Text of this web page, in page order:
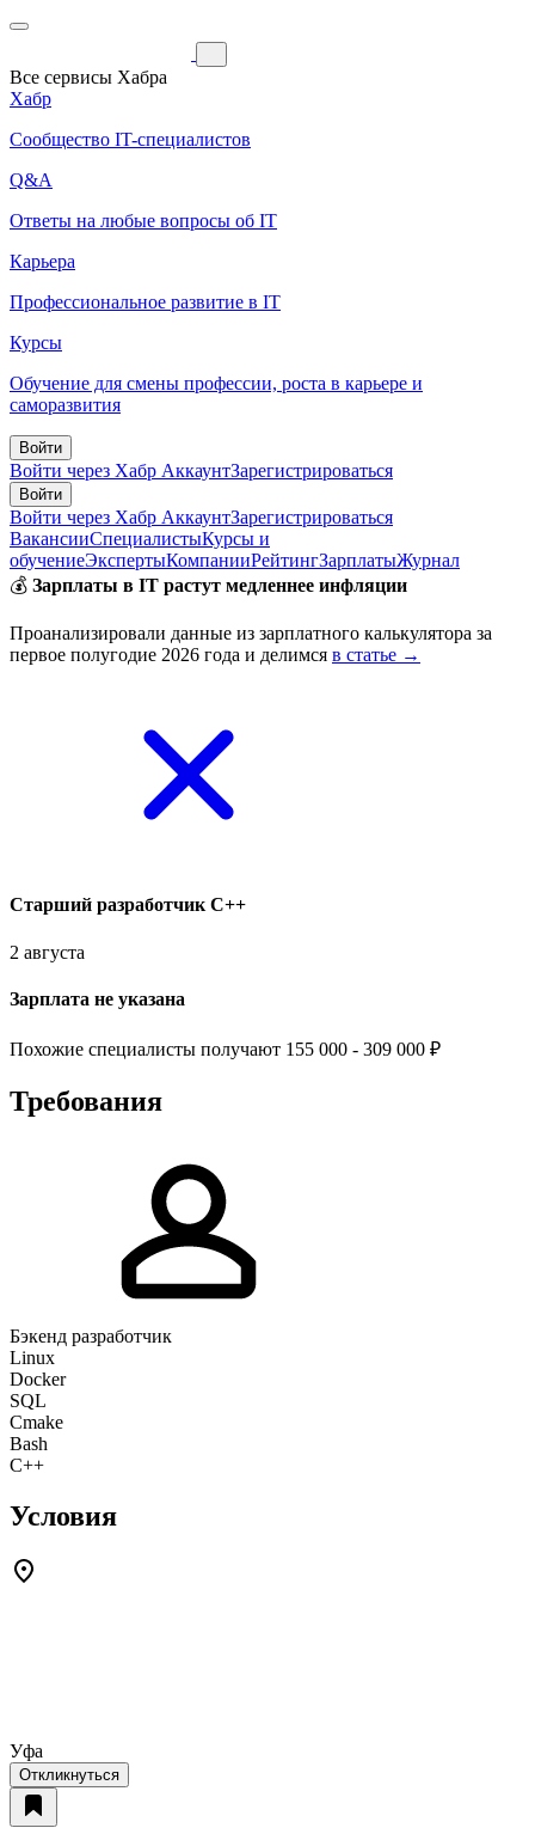
Все сервисы Хабра
Хабр
Сообщество IT-специалистов
Q&A
Ответы на любые вопросы об IT
Карьера
Профессиональное развитие в IT
Курсы
Обучение для смены профессии, роста в карьере и
саморазвития
Войти
Войти через Хабр АккаунтЗарегистрироваться
Войти
Войти через Хабр АккаунтЗарегистрироваться
ВакансииСпециалистыКурсы и
обучениеЭкспертыКомпанииРейтингЗарплатыЖурнал
💰 Зарплаты в IT растут медленнее инфляции
Проанализировали данные из зарплатного калькулятора за
первое полугодие 2026 года и делимся в статье →
Старший разработчик С++
2 августа
Зарплата не указана
Похожие специалисты получают 155 000 - 309 000 ₽
Требования
Бэкенд разработчик
Linux
Docker
SQL
Cmake
Bash
C++
Условия
Уфа
Откликнуться